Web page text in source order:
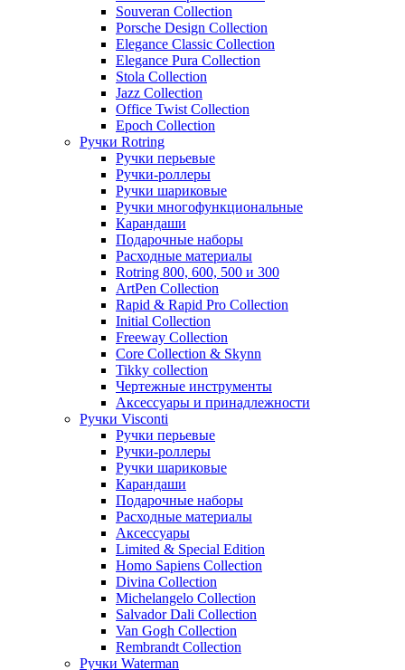
Souveran Collection
Porsche Design Collection
Elegance Classic Collection
Elegance Pura Collection
Stola Collection
Jazz Collection
Office Twist Collection
Epoch Collection
Ручки Rotring
Ручки перьевые
Ручки-роллеры
Ручки шариковые
Ручки многофункциональные
Карандаши
Подарочные наборы
Расходные материалы
Rotring 800, 600, 500 и 300
ArtPen Collection
Rapid & Rapid Pro Collection
Initial Collection
Freeway Collection
Core Collection & Skynn
Tikky collection
Чертежные инструменты
Аксессуары и принадлежности
Ручки Visconti
Ручки перьевые
Ручки-роллеры
Ручки шариковые
Карандаши
Подарочные наборы
Расходные материалы
Аксессуары
Limited & Special Edition
Homo Sapiens Collection
Divina Collection
Michelangelo Collection
Salvador Dali Collection
Van Gogh Collection
Rembrandt Collection
Ручки Waterman